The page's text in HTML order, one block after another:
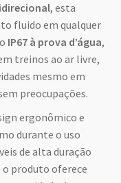
, esta
fluido em qualquer
IP67 à prova d’água,
treinos ao ar livre,
mesmo em
preocupações.
ergonômico e
durante o uso
de alta duração
produto oferece